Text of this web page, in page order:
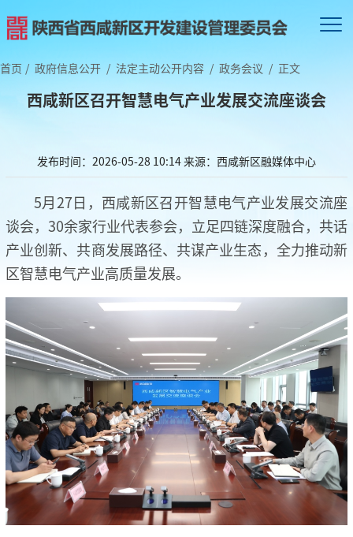
首页 / 政府信息公开 / 法定主动公开内容 / 政务会议 / 正文
西咸新区召开智慧电气产业发展交流座谈会
发布时间：2026-05-28 10:14来源：西咸新区融媒体中心
5月27日，西咸新区召开智慧电气产业发展交流座
谈会，30余家行业代表参会，立足四链深度融合，共话
产业创新、共商发展路径、共谋产业生态，全力推动新
区智慧电气产业高质量发展。